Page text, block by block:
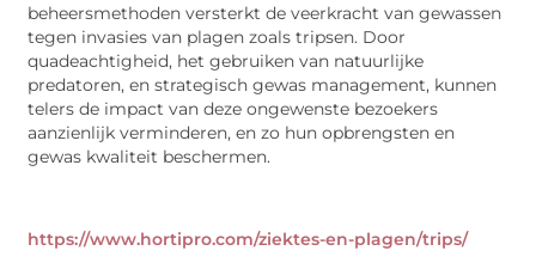
beheersmethoden versterkt de veerkracht van gewassen
tegen invasies van plagen zoals tripsen. Door
quadeachtigheid, het gebruiken van natuurlijke
predatoren, en strategisch gewas management, kunnen
telers de impact van deze ongewenste bezoekers
aanzienlijk verminderen, en zo hun opbrengsten en
gewas kwaliteit beschermen.
https://www.hortipro.com/ziektes-en-plagen/trips/